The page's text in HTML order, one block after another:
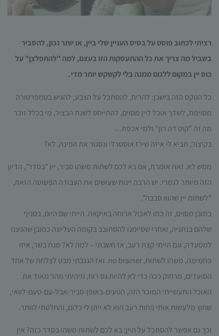
רציתי לכתוב פוסט על בסיס העניין שלי ביין, או יותר נכון, להסביר
בשביל מה צריך את כל ההתעסקות הזו בעצם, למה "להתפלצן" על
כוס יין במקום ללגום ממנה בלי לקשקש יותר מדי.
כל הטקס הזה בישבן: להריח, להסתכל על הצבע, להגיש בטמפרטורה
מסוימת, לשדך אוכל ליין מסוים, להתייחס לשנת הבציר, מי בכלל זוכר
מה זה "קוט דה רון" ולמי אכפת…
בקיצור, תביא לי איזה שירז אוסטרלי ונסגור את הפינה, לא?
ממש לא. זאת אומרת, אם בא לכם לשתות משהו סביר, יין "בסדר", הדיון
הזה מיותר לגמרי. יש הרבה יינות שעושים את העבודה הפשוטה הזאת,
"לשתות יין שהוא סבבה".
במובן מסוים, זה כמו לאכול ארוחה באיקאה. הייתי שם היום, בסניף
שלהם בנתניה, ואחרי שסיימנו להסתובב בקומה העליונה כמובן שהגענו
למסעדה, וגם הייתי קצת רעב, אז חשבתי – למה לא? מנת בשר, איזו
פחמימה, משהו לשתות, no brainer. ואז הגנבתי מבט לצלחת של אחד
הסועדים, מרחוק ככה כדי לא להיות גס רוח, וזיהיתי מהר מאוד את
האוכל התעשייתי המוכר הזה, הטעים-באופן-סביר-אבל-עם-טעם-לוואי,
שחוץ מלעשות אותי פחות רעב הוא לא ייתן לי כלום, והחלטתי לוותר.
וכך גם אפשר להסתכל על היין: בא לכם לשתות משהו בסדר כזה? אין
הכרחי
אלו אינם
אופציונליים.
הם נדרשים
להפעלת
סטטיסטיקות
תפקוד האתר
בהתבסס על
אופן השימוש
משתמש
כדי שהאתר
בצורה
מיטבית
ביקורך. אם
תסרב/י
Cookie